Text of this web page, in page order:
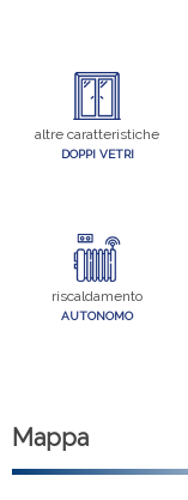
altre caratteristiche
DOPPI VETRI
riscaldamento
AUTONOMO
Mappa